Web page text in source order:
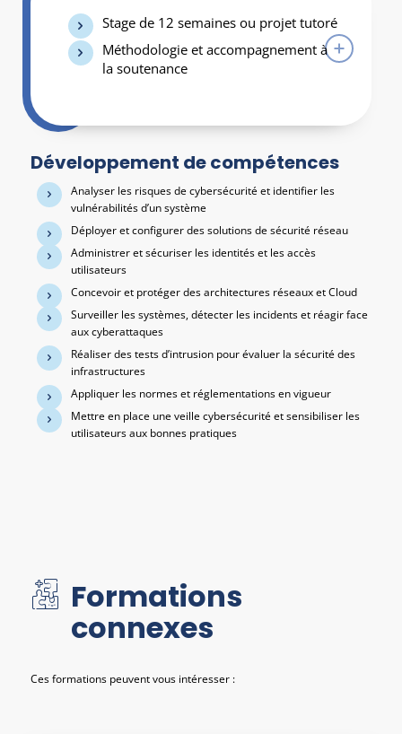
Stage de 12 semaines ou projet tutoré
Méthodologie et accompagnement à
la soutenance
Développement de compétences
Analyser les risques de cybersécurité et identifier les
vulnérabilités d’un système
Déployer et configurer des solutions de sécurité réseau
Administrer et sécuriser les identités et les accès
utilisateurs
Concevoir et protéger des architectures réseaux et Cloud
Surveiller les systèmes, détecter les incidents et réagir face
aux cyberattaques
Réaliser des tests d’intrusion pour évaluer la sécurité des
infrastructures
Appliquer les normes et réglementations en vigueur
Mettre en place une veille cybersécurité et sensibiliser les
utilisateurs aux bonnes pratiques
Formations
connexes
Ces formations peuvent vous intéresser :